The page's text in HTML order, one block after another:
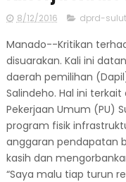
8/12/2016 dprd-sulut
Manado--Kritikan
disuarakan. Kali ini
daerah pemilihan
Salindeho. Hal ini
Pekerjaan Umum (PU)
program fisik
anggaran pendapatan
kasih dan
“Saya malu tiap turun